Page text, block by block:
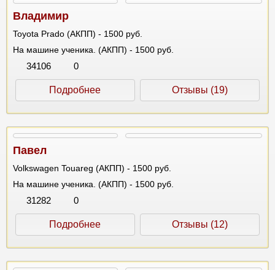
Владимир
Toyota Prado (АКПП) - 1500 руб.
На машине ученика. (АКПП) - 1500 руб.
34106 0
Подробнее Отзывы (19)
Павел
Volkswagen Touareg (АКПП) - 1500 руб.
На машине ученика. (АКПП) - 1500 руб.
31282 0
Подробнее Отзывы (12)